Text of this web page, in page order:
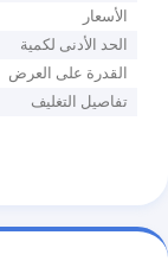
الأسعار
الحد الأدنى لكمية
القدرة على العرض
تفاصيل التغليف